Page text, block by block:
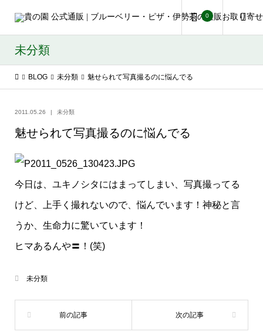
0
未分類
BLOG 未分類 魅せられて写真撮るのに悩んでる
2011.05.26 未分類
魅せられて写真撮るのに悩んでる
今日は、ユキノシタにはまってしまい、写真撮ってる
けど、上手く撮れないので、悩んでいます！神秘と言
うか、生命力に驚いています！
ヒマあるんや〓！(笑)
未分類